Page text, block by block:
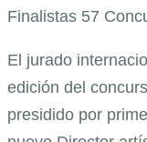
Finalistas 57
El jurado
edición del
presidido por